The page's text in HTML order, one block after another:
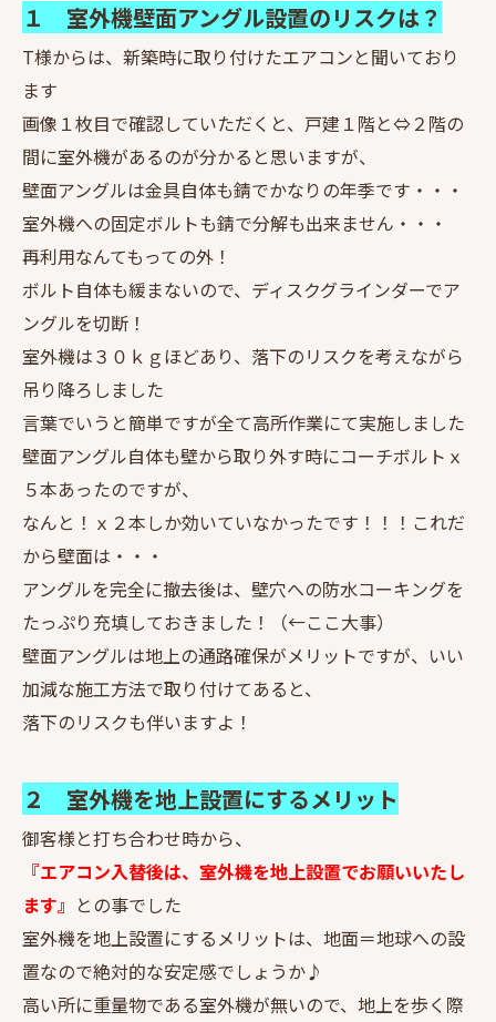
１ 室外機壁面アングル設置のリスクは？
T様からは、新築時に取り付けたエアコンと聞いており
ます
画像１枚目で確認していただくと、戸建１階と⇔２階の
間に室外機があるのが分かると思いますが、
壁面アングルは金具自体も錆でかなりの年季です・・・
室外機への固定ボルトも錆で分解も出来ません・・・
再利用なんてもっての外！
ボルト自体も緩まないので、ディスクグラインダーでア
ングルを切断！
室外機は３０ｋｇほどあり、落下のリスクを考えながら
吊り降ろしました
言葉でいうと簡単ですが全て高所作業にて実施しました
壁面アングル自体も壁から取り外す時にコーチボルトｘ
５本あったのですが、
なんと！ｘ２本しか効いていなかったです！！！これだ
から壁面は・・・
アングルを完全に撤去後は、壁穴への防水コーキングを
たっぷり充填しておきました！（←ここ大事）
壁面アングルは地上の通路確保がメリットですが、いい
加減な施工方法で取り付けてあると、
落下のリスクも伴いますよ！
２ 室外機を地上設置にするメリット
御客様と打ち合わせ時から、
『エアコン入替後は、室外機を地上設置でお願いいたし
ます』 との事でした
室外機を地上設置にするメリットは、地面＝地球への設
置なので絶対的な安定感でしょうか♪
高い所に重量物である室外機が無いので、地上を歩く際